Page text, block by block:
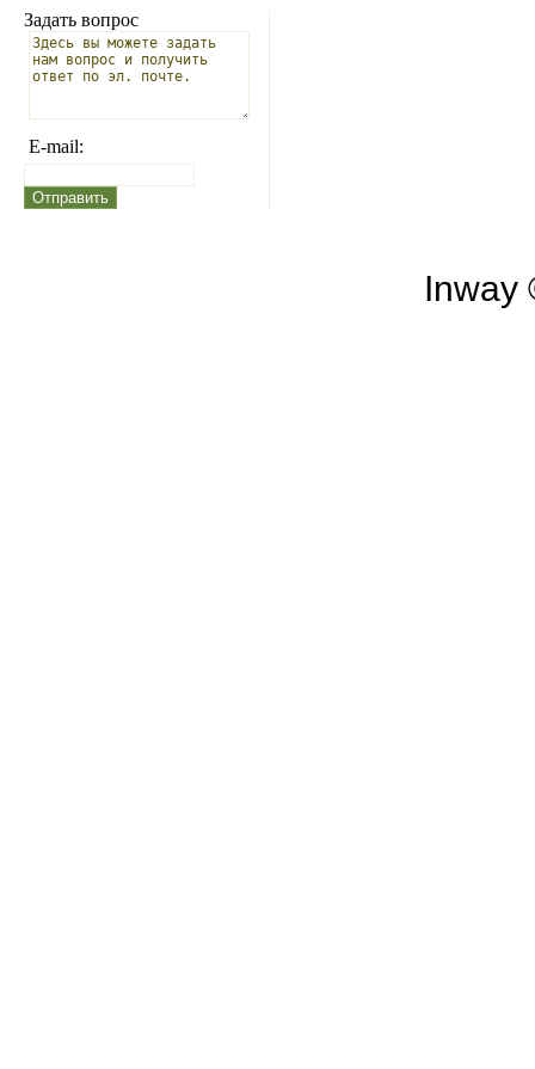
Задать вопрос
E-mail:
Inway